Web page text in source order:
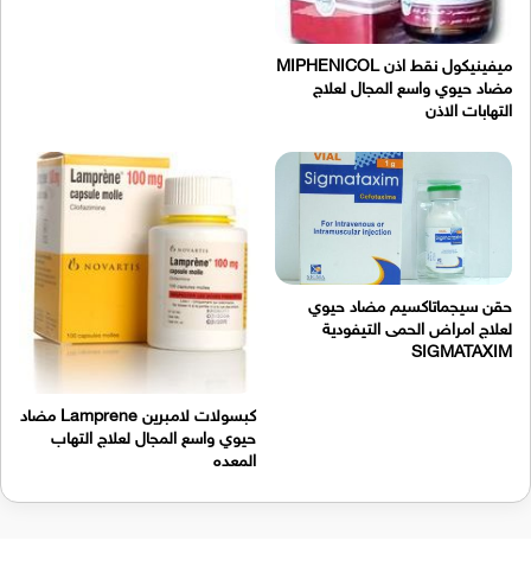
ميفينيكول نقط اذن MIPHENICOL
مضاد حيوي واسع المجال لعلاج
التهابات الاذن
حقن سيجماتاكسيم مضاد حيوي
لعلاج امراض الحمى التيفودية
SIGMATAXIM
كبسولات لامبرين Lamprene مضاد
حيوي واسع المجال لعلاج التهاب
المعده